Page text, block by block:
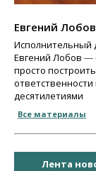
Евгений
Исполнительный
Евгений Лобов ―
просто
десятилетиями
Все материалы
Лента